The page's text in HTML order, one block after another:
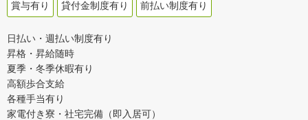
賞与有り 貸付金制度有り 前払い制度有り
日払い・週払い制度有り
昇格・昇給随時
夏季・冬季休暇有り
高額歩合支給
各種手当有り
家電付き寮・社宅完備（即入居可）